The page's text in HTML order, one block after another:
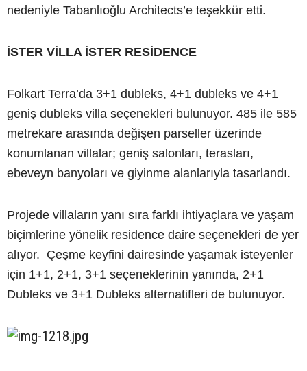
nedeniyle Tabanlıoğlu Architects’e teşekkür etti.
İSTER VİLLA İSTER RESİDENCE
Folkart Terra’da 3+1 dubleks, 4+1 dubleks ve 4+1
geniş dubleks villa seçenekleri bulunuyor. 485 ile 585
metrekare arasında değişen parseller üzerinde
konumlanan villalar; geniş salonları, terasları,
ebeveyn banyoları ve giyinme alanlarıyla tasarlandı.
Projede villaların yanı sıra farklı ihtiyaçlara ve yaşam
biçimlerine yönelik residence daire seçenekleri de yer
alıyor. Çeşme keyfini dairesinde yaşamak isteyenler
için 1+1, 2+1, 3+1 seçeneklerinin yanında, 2+1
Dubleks ve 3+1 Dubleks alternatifleri de bulunuyor.